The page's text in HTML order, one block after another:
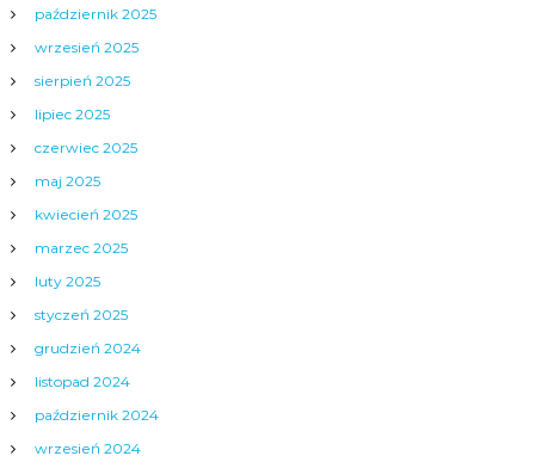
październik 2025
wrzesień 2025
sierpień 2025
lipiec 2025
czerwiec 2025
maj 2025
kwiecień 2025
marzec 2025
luty 2025
styczeń 2025
grudzień 2024
listopad 2024
październik 2024
wrzesień 2024